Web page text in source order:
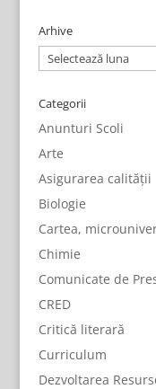
Arhive
Arhive
Categorii
Anunturi Scoli
Arte
Asigurarea calității
Biologie
Cartea,
Chimie
Comunicate de
CRED
Critică literară
Curriculum
Dezvoltarea